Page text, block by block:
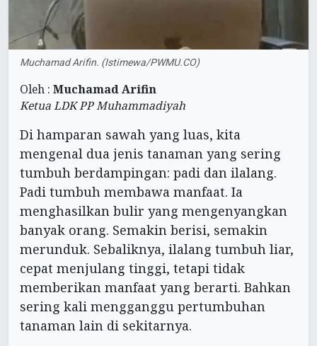
Muchamad Arifin. (Istimewa/PWMU.CO)
Oleh : Muchamad Arifin
Ketua LDK PP Muhammadiyah
Di hamparan sawah yang luas, kita
mengenal dua jenis tanaman yang sering
tumbuh berdampingan: padi dan ilalang.
Padi tumbuh membawa manfaat. Ia
menghasilkan bulir yang mengenyangkan
banyak orang. Semakin berisi, semakin
merunduk. Sebaliknya, ilalang tumbuh liar,
cepat menjulang tinggi, tetapi tidak
memberikan manfaat yang berarti. Bahkan
sering kali mengganggu pertumbuhan
tanaman lain di sekitarnya.